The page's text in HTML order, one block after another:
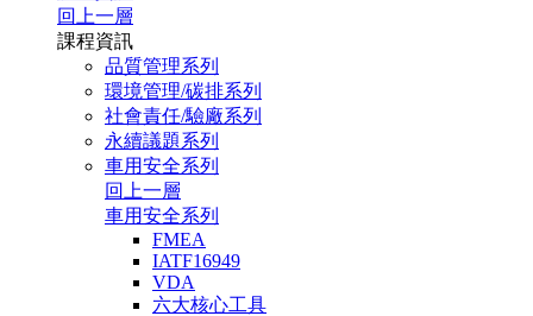
回上一層
課程資訊
品質管理系列
環境管理/碳排系列
社會責任/驗廠系列
永續議題系列
車用安全系列
回上一層
車用安全系列
FMEA
IATF16949
VDA
六大核心工具